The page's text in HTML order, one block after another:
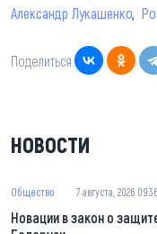
Александр Лукашенко
Поделиться:
НОВОСТИ
Общество 7 августа, 2026 09:36
Новации в закон о